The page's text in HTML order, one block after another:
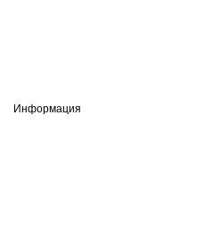
Информация